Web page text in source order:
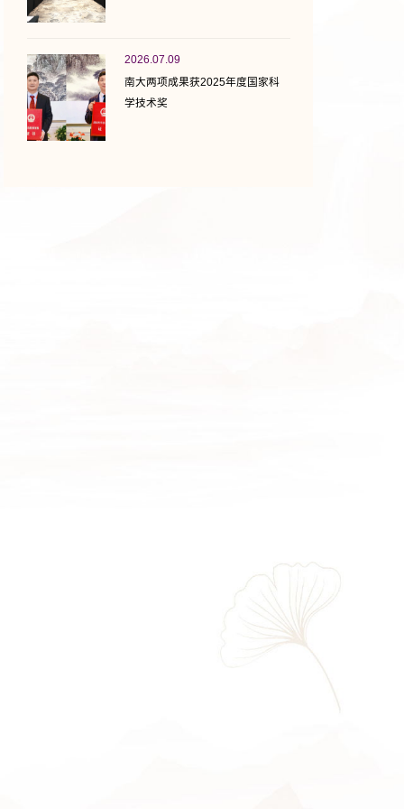
2026.07.09
南大两项成果获2025年度国家科
学技术奖